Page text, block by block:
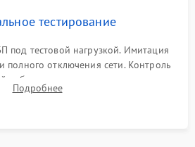
тестирование
под тестовой нагрузкой. Имитация
полного отключения сети. Контроль
работы, температурного режима и
формы выходного сигнала.
Подробнее